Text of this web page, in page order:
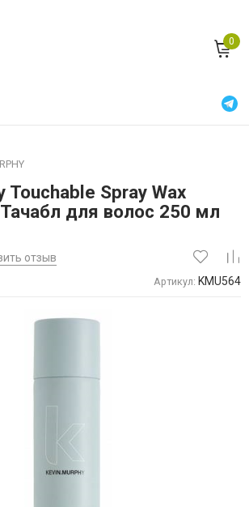
0
Touchable Spray Wax
для волос 250 мл
отзыв
Артикул: KMU564